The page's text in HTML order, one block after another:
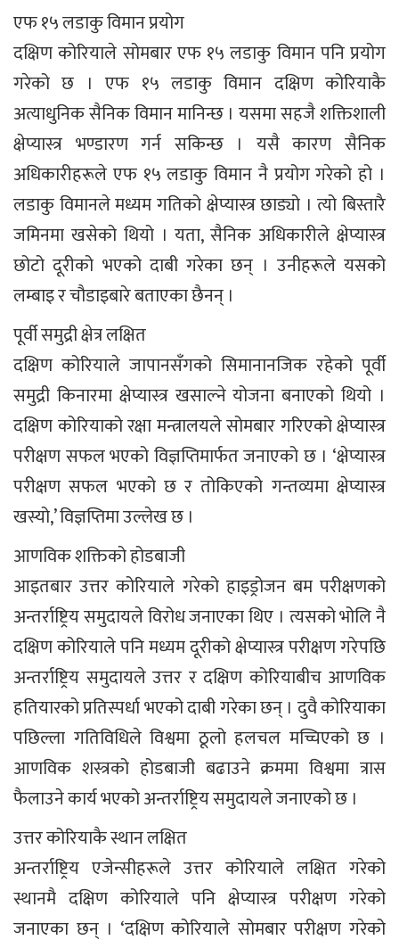
एफ १५ लडाकु विमान प्रयोग
दक्षिण कोरियाले सोमबार एफ १५ लडाकु विमान पनि प्रयोग
गरेको छ । एफ १५ लडाकु विमान दक्षिण कोरियाकै
अत्याधुनिक सैनिक विमान मानिन्छ । यसमा सहजै शक्तिशाली
क्षेप्यास्त्र भण्डारण गर्न सकिन्छ । यसै कारण सैनिक
अधिकारीहरूले एफ १५ लडाकु विमान नै प्रयोग गरेको हो ।
लडाकु विमानले मध्यम गतिको क्षेप्यास्त्र छाड्यो । त्यो बिस्तारै
जमिनमा खसेको थियो । यता, सैनिक अधिकारीले क्षेप्यास्त्र
छोटो दूरीको भएको दाबी गरेका छन् । उनीहरूले यसको
लम्बाइ र चौडाइबारे बताएका छैनन् ।
पूर्वी समुद्री क्षेत्र लक्षित
दक्षिण कोरियाले जापानसँगको सिमानानजिक रहेको पूर्वी
समुद्री किनारमा क्षेप्यास्त्र खसाल्ने योजना बनाएको थियो ।
दक्षिण कोरियाको रक्षा मन्त्रालयले सोमबार गरिएको क्षेप्यास्त्र
परीक्षण सफल भएको विज्ञप्तिमार्फत जनाएको छ । ‘क्षेप्यास्त्र
परीक्षण सफल भएको छ र तोकिएको गन्तव्यमा क्षेप्यास्त्र
खस्यो,’ विज्ञप्तिमा उल्लेख छ ।
आणविक शक्तिको होडबाजी
आइतबार उत्तर कोरियाले गरेको हाइड्रोजन बम परीक्षणको
अन्तर्राष्ट्रिय समुदायले विरोध जनाएका थिए । त्यसको भोलि नै
दक्षिण कोरियाले पनि मध्यम दूरीको क्षेप्यास्त्र परीक्षण गरेपछि
अन्तर्राष्ट्रिय समुदायले उत्तर र दक्षिण कोरियाबीच आणविक
हतियारको प्रतिस्पर्धा भएको दाबी गरेका छन् । दुवै कोरियाका
पछिल्ला गतिविधिले विश्वमा ठूलो हलचल मच्चिएको छ ।
आणविक शस्त्रको होडबाजी बढाउने क्रममा विश्वमा त्रास
फैलाउने कार्य भएको अन्तर्राष्ट्रिय समुदायले जनाएको छ ।
उत्तर कोरियाकै स्थान लक्षित
अन्तर्राष्ट्रिय एजेन्सीहरूले उत्तर कोरियाले लक्षित गरेको
स्थानमै दक्षिण कोरियाले पनि क्षेप्यास्त्र परीक्षण गरेको
जनाएका छन् । ‘दक्षिण कोरियाले सोमबार परीक्षण गरेको